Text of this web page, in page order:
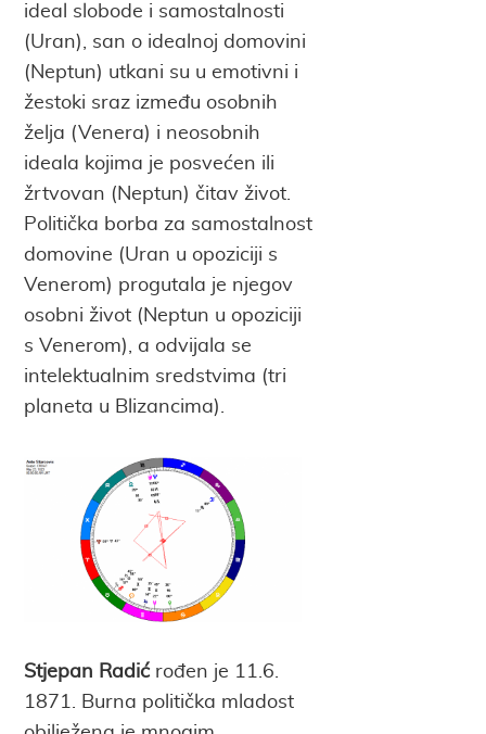
ideal slobode i samostalnosti
(Uran), san o idealnoj domovini
(Neptun) utkani su u emotivni i
žestoki sraz između osobnih
želja (Venera) i neosobnih
ideala kojima je posvećen ili
žrtvovan (Neptun) čitav život.
Politička borba za samostalnost
domovine (Uran u opoziciji s
Venerom) progutala je njegov
osobni život (Neptun u opoziciji
s Venerom), a odvijala se
intelektualnim sredstvima (tri
planeta u Blizancima).
Stjepan Radićrođen je 11.6.
1871. Burna politička mladost